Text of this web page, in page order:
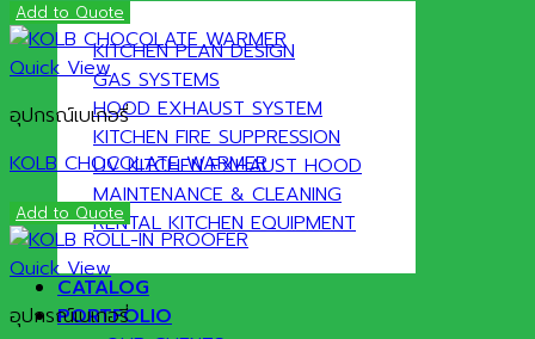
KITCHEN PLAN DESIGN
GAS SYSTEMS
HOOD EXHAUST SYSTEM
KITCHEN FIRE SUPPRESSION
UV KITCHEN EXHAUST HOOD
MAINTENANCE & CLEANING
RENTAL KITCHEN EQUIPMENT
CATALOG
PORTFOLIO
Add to Quote
Quick View
อุปกรณ์เบเกอรี่
KOLB CHOCOLATE WARMER
Add to Quote
Quick View
อุปกรณ์เบเกอรี่